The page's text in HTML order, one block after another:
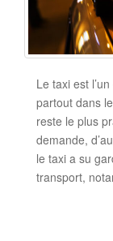
Le taxi est
partout dans
reste le plus
demande,
le taxi a su
transport,